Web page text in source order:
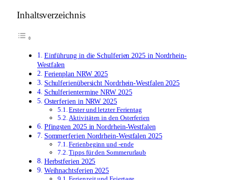
Inhaltsverzeichnis
Einführung in die Schulferien 2025 in Nordrhein-
Westfalen
Ferienplan NRW 2025
Schulferienübersicht Nordrhein-Westfalen 2025
Schulferientermine NRW 2025
Osterferien in NRW 2025
Erster und letzter Ferientag
Aktivitäten in den Osterferien
Pfingsten 2025 in Nordrhein-Westfalen
Sommerferien Nordrhein-Westfalen 2025
Ferienbeginn und -ende
Tipps für den Sommerurlaub
Herbstferien 2025
Weihnachtsferien 2025